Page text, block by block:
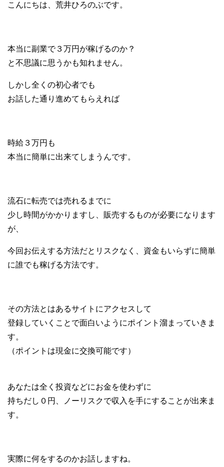
こんにちは、荒井ひろのぶです。
本当に副業で３万円が稼げるのか？
と不思議に思うかも知れません。
しかし全くの初心者でも
お話した通り進めてもらえれば
時給３万円も
本当に簡単に出来てしまうんです。
流石に転売では売れるまでに
少し時間がかかりますし、販売するものが必要になります
が、
今回お伝えする方法だと リスクなく、資金もいらずに簡単
に誰でも稼げる方法です。
その方法とはあるサイトにアクセスして
登録していくことで面白いようにポイント溜まっていきま
す。
（ポイントは現金に交換可能です）
あなたは全く投資などにお金を使わずに
持ちだし０円、ノーリスクで収入を手にすることが出来ま
す。
実際に何をするのかお話しますね。